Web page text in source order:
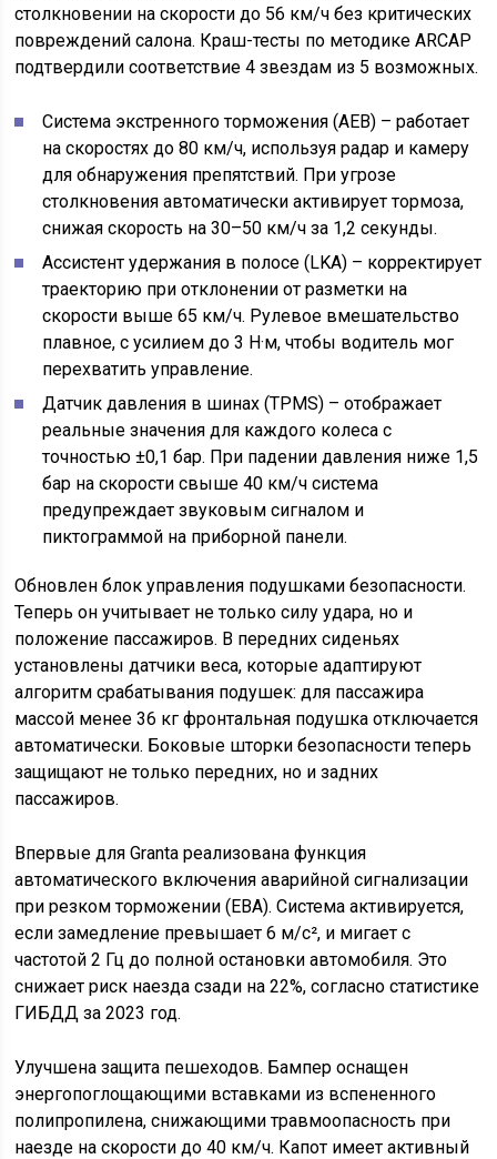
столкновении на скорости до 56 км/ч без критических
повреждений салона. Краш-тесты по методике ARCAP
подтвердили соответствие 4 звездам из 5 возможных.
Система экстренного торможения (AEB) – работает
на скоростях до 80 км/ч, используя радар и камеру
для обнаружения препятствий. При угрозе
столкновения автоматически активирует тормоза,
снижая скорость на 30–50 км/ч за 1,2 секунды.
Ассистент удержания в полосе (LKA) – корректирует
траекторию при отклонении от разметки на
скорости выше 65 км/ч. Рулевое вмешательство
плавное, с усилием до 3 Н·м, чтобы водитель мог
перехватить управление.
Датчик давления в шинах (TPMS) – отображает
реальные значения для каждого колеса с
точностью ±0,1 бар. При падении давления ниже 1,5
бар на скорости свыше 40 км/ч система
предупреждает звуковым сигналом и
пиктограммой на приборной панели.
Обновлен блок управления подушками безопасности.
Теперь он учитывает не только силу удара, но и
положение пассажиров. В передних сиденьях
установлены датчики веса, которые адаптируют
алгоритм срабатывания подушек: для пассажира
массой менее 36 кг фронтальная подушка отключается
автоматически. Боковые шторки безопасности теперь
защищают не только передних, но и задних
пассажиров.
Впервые для Granta реализована функция
автоматического включения аварийной сигнализации
при резком торможении (EBA). Система активируется,
если замедление превышает 6 м/с², и мигает с
частотой 2 Гц до полной остановки автомобиля. Это
снижает риск наезда сзади на 22%, согласно статистике
ГИБДД за 2023 год.
Улучшена защита пешеходов. Бампер оснащен
энергопоглощающими вставками из вспененного
полипропилена, снижающими травмоопасность при
наезде на скорости до 40 км/ч. Капот имеет активный